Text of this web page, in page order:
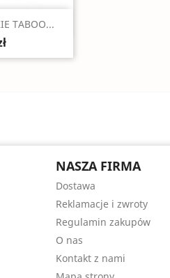
TABOO...
NASZA FIRMA
Dostawa
Reklamacje i zwroty
Regulamin zakupów
O nas
Kontakt z nami